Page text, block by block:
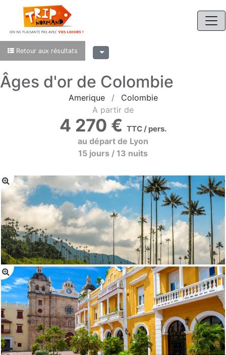
Retour aux résultats
Âges d'or de Colombie
Amerique
Colombie
A partir de
4 270 € TTC / pers.
au départ de Lyon
15 jours / 13 nuits